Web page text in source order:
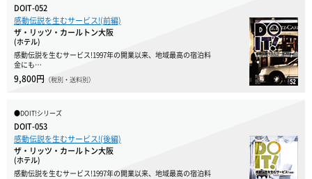
DOIT-052
感動伝説を生むサービス!(前編)
ザ・リッツ・カールトン大阪
(ホテル)
感動伝説を生むサービス!1997年の開業以来、地域最高の宿泊料
金にも…
9,800円 （税別・送料別）
●DOIT!シリーズ
DOIT-053
感動伝説を生むサービス!(後編)
ザ・リッツ・カールトン大阪
(ホテル)
感動伝説を生むサービス!1997年の開業以来、地域最高の宿泊料